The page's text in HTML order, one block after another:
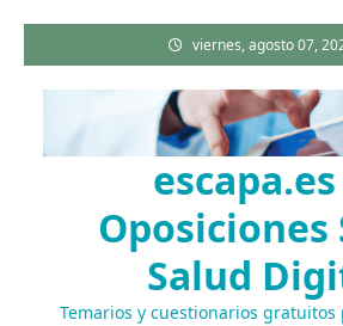
al
contenido
viernes, agosto 07,
Oposiciones
Salud
Temarios y cuestionarios gratuitos